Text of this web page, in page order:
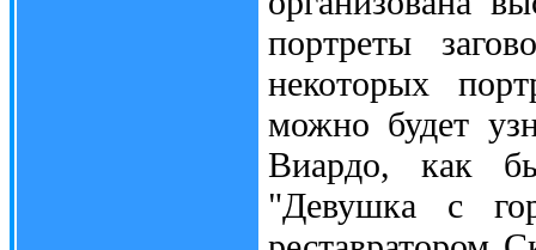
портреты
некоторых
можно будет
Виардо, как
"Девушка с